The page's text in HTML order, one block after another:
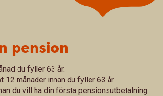
pension
du fyller 63 år.
12 månader innan du fyller 63 år.
du vill ha din första pensionsutbetalning.